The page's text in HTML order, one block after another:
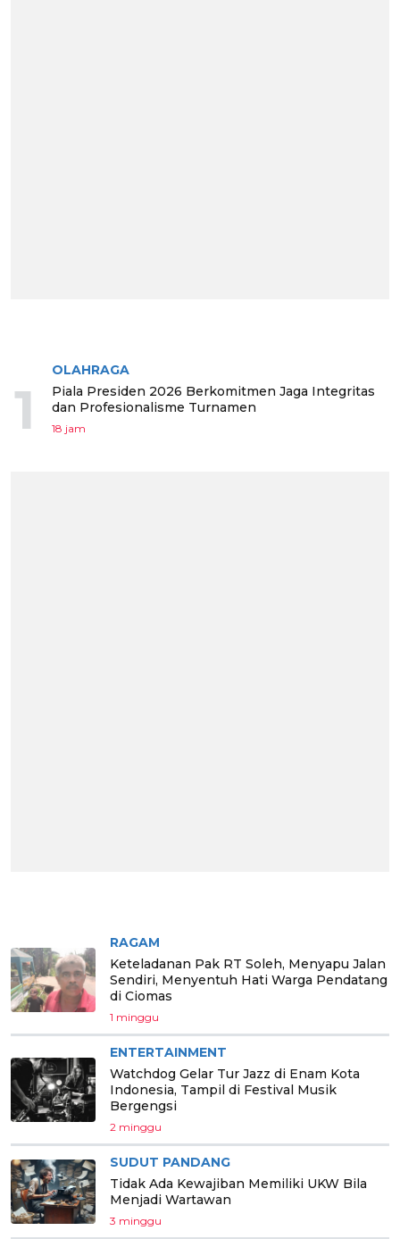
1
OLAHRAGA
Piala Presiden 2026 Berkomitmen Jaga Integritas
dan Profesionalisme Turnamen
18 jam
RAGAM
Keteladanan Pak RT Soleh, Menyapu Jalan
Sendiri, Menyentuh Hati Warga Pendatang
di Ciomas
1 minggu
ENTERTAINMENT
Watchdog Gelar Tur Jazz di Enam Kota
Indonesia, Tampil di Festival Musik
Bergengsi
2 minggu
SUDUT PANDANG
Tidak Ada Kewajiban Memiliki UKW Bila
Menjadi Wartawan
3 minggu